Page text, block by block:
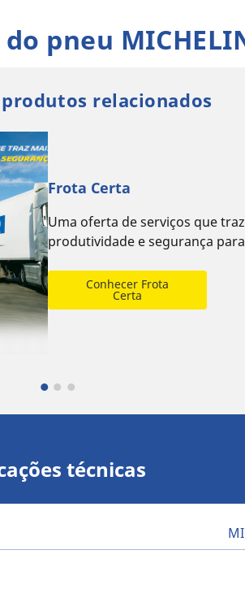
pneu
relacionados
Frota Certa
Uma oferta de serviços que
produtividade e segurança
Conhecer Frota
Certa
técnicas